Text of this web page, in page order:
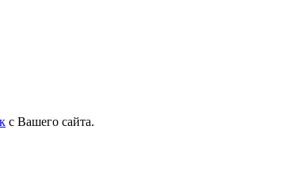
с Вашего сайта.